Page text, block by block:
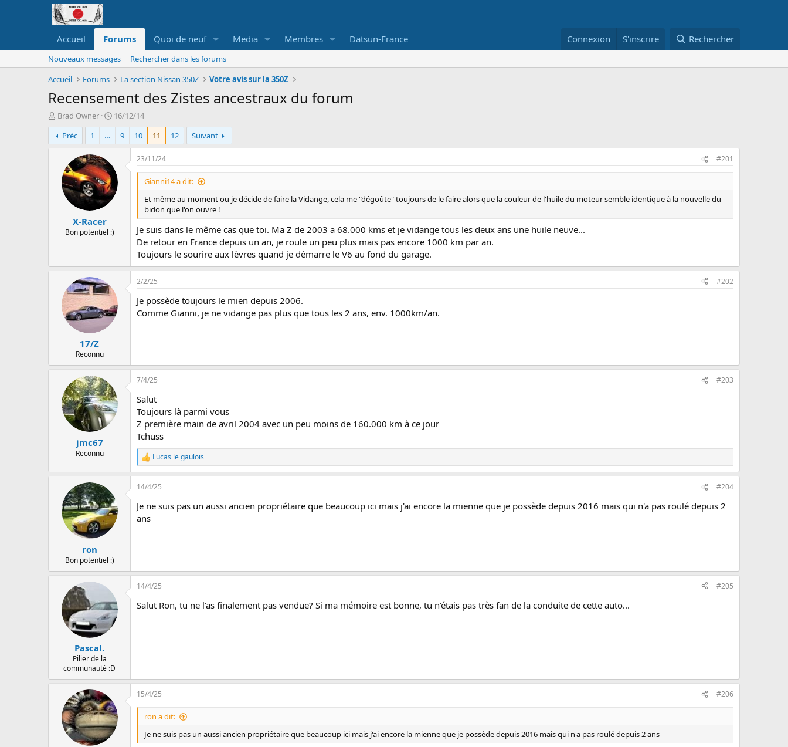
Accueil Forums Quoi de neuf Media Membres Datsun-France Connexion S'inscrire Rechercher
Nouveaux messages
Rechercher dans les forums
Accueil
Forums La section Nissan 350Z Votre avis sur la 350Z
Recensement des Zistes ancestraux du forum
A
u
t
e
Brad Owner
D
a
e
e
d
é
b
16/12/14
Préc
1 … 9 10 11 12 Suivant
X-Racer
Bon potentiel :)
23/11/24 #201
Gianni14 a dit:
Et même au moment ou je décide de faire la Vidange, cela me "dégoûte" toujours de le faire alors que la couleur de l'huile du moteur semble identique à la nouvelle du
bidon que l'on ouvre !
Je suis dans le même cas que toi. Ma Z de 2003 a 68.000 kms et je vidange tous les deux ans une huile neuve...
De retour en France depuis un an, je roule un peu plus mais pas encore 1000 km par an.
Toujours le sourire aux lèvres quand je démarre le V6 au fond du garage.
17/Z
Reconnu
2/2/25 #202
Je possède toujours le mien depuis 2006.
Comme Gianni, je ne vidange pas plus que tous les 2 ans, env. 1000km/an.
jmc67
Reconnu
7/4/25 #203
Salut
Toujours là parmi vous
Z première main de avril 2004 avec un peu moins de 160.000 km à ce jour
Tchuss
L
e
s
r
a
c
:
Lucas le gaulois
ron
Bon potentiel :)
14/4/25 #204
Je ne suis pas un aussi ancien propriétaire que beaucoup ici mais j'ai encore la mienne que je possède depuis 2016 mais qui n'a pas roulé depuis 2
ans
Pascal.
Pilier de la
communauté :D
14/4/25 #205
Salut Ron, tu ne l'as finalement pas vendue? Si ma mémoire est bonne, tu n'étais pas très fan de la conduite de cette auto...
15/4/25 #206
ron a dit:
Je ne suis pas un aussi ancien propriétaire que beaucoup ici mais j'ai encore la mienne que je possède depuis 2016 mais qui n'a pas roulé depuis 2 ans